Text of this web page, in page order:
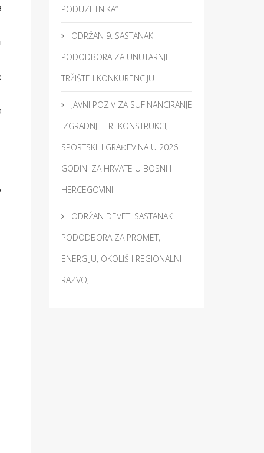
PODUZETNIKA“
ODRŽAN 9. SASTANAK
PODODBORA ZA UNUTARNJE
TRŽIŠTE I KONKURENCIJU
JAVNI POZIV ZA SUFINANCIRANJE
IZGRADNJE I REKONSTRUKCIJE
SPORTSKIH GRAĐEVINA U 2026.
GODINI ZA HRVATE U BOSNI I
HERCEGOVINI
ODRŽAN DEVETI SASTANAK
PODODBORA ZA PROMET,
ENERGIJU, OKOLIŠ I REGIONALNI
RAZVOJ